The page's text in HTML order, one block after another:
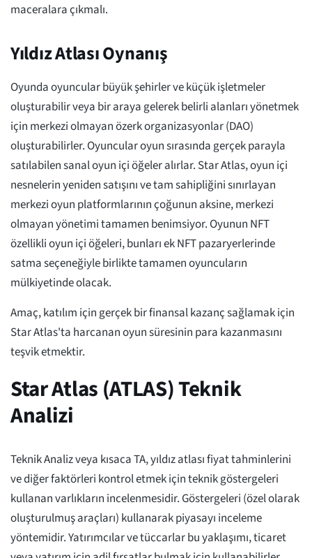
maceralara çıkmalı.
Yıldız Atlası Oynanış
Oyunda oyuncular büyük şehirler ve küçük işletmeler
oluşturabilir veya bir araya gelerek belirli alanları yönetmek
için merkezi olmayan özerk organizasyonlar (DAO)
oluşturabilirler. Oyuncular oyun sırasında gerçek parayla
satılabilen sanal oyun içi öğeler alırlar. Star Atlas, oyun içi
nesnelerin yeniden satışını ve tam sahipliğini sınırlayan
merkezi oyun platformlarının çoğunun aksine, merkezi
olmayan yönetimi tamamen benimsiyor. Oyunun NFT
özellikli oyun içi öğeleri, bunları ek NFT pazaryerlerinde
satma seçeneğiyle birlikte tamamen oyuncuların
mülkiyetinde olacak.
Amaç, katılım için gerçek bir finansal kazanç sağlamak için
Star Atlas'ta harcanan oyun süresinin para kazanmasını
teşvik etmektir.
Star Atlas (ATLAS) Teknik
Analizi
Teknik Analiz veya kısaca TA, yıldız atlası fiyat tahminlerini
ve diğer faktörleri kontrol etmek için teknik göstergeleri
kullanan varlıkların incelenmesidir. Göstergeleri (özel olarak
oluşturulmuş araçları) kullanarak piyasayı inceleme
yöntemidir. Yatırımcılar ve tüccarlar bu yaklaşımı, ticaret